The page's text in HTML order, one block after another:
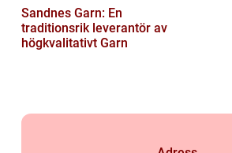
Sandnes Garn: En
traditionsrik leverantör av
högkvalitativt Garn